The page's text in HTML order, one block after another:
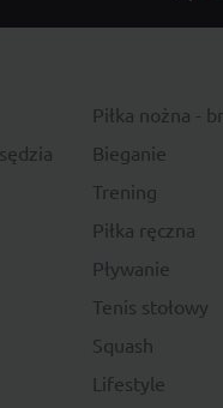
Piłka nożna -
Bieganie
Trening
Piłka ręczna
Pływanie
Tenis stołowy
Squash
Lifestyle